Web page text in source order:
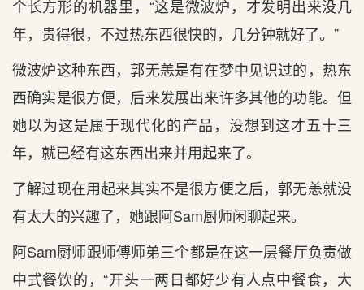
个长方形的机器里，“这是微波炉，才发明出来没几
年，贵得很，不过热东西很快的，几分钟就好了。”
微波炉这种东西，郭无恙是有在梦中见识过的，热东
西确实是很方便，后来发展出来许多其他的功能。但
她以为这是属于现代化的产品，没想到这才五十三
年，就已经有这东西出来并用起来了。
了解过现在用起来其实不是很方便之后，郭无恙就没
有太大的兴趣了，她跟阿Sam厨师闲聊起来。
阿Sam厨师跟师傅师弟三个都是在这一层餐厅负责做
中式餐饮的，“开头一两日都好少有人点中餐食，大